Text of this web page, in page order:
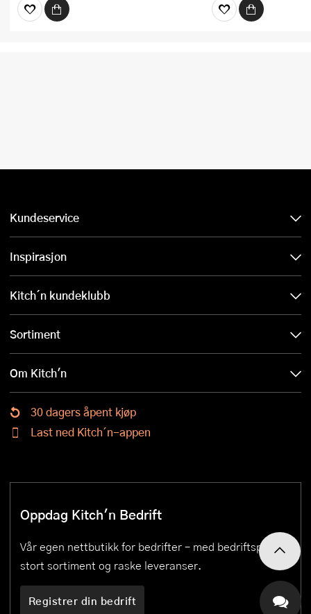
Kundeservice
Inspirasjon
Kitch´n kundeklubb
Sortiment
Om Kitch'n
30 dagers åpent kjøp
Last ned Kitch´n-appen
Oppdag Kitch'n Bedrift
Vår egen nettbutikk for bedrifter – med bedriftspriser,
stort sortiment og raske leveranser.
Registrer din bedrift